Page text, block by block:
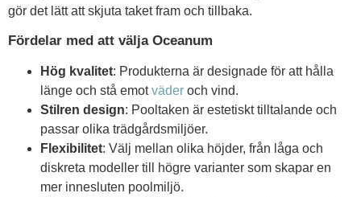
gör det lätt att skjuta taket fram och tillbaka.
Fördelar med att välja Oceanum
Hög kvalitet: Produkterna är designade för att hålla
länge och stå emotväder och vind.
Stilren design: Pooltaken är estetiskt tilltalande och
passar olika trädgårdsmiljöer.
Flexibilitet: Välj mellan olika höjder, från låga och
diskreta modeller till högre varianter som skapar en
mer innesluten poolmiljö.